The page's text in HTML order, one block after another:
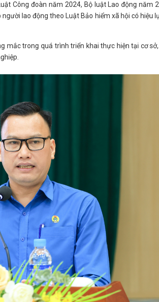
Công đoàn năm 2024, Bộ luật Lao động năm
lao động theo Luật Bảo hiểm xã hội có hiệu
mắc trong quá trình triển khai thực hiện tại cơ